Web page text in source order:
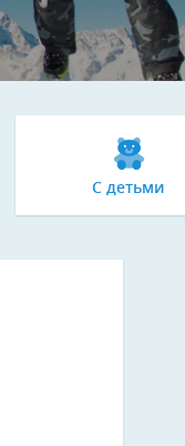
С детьми